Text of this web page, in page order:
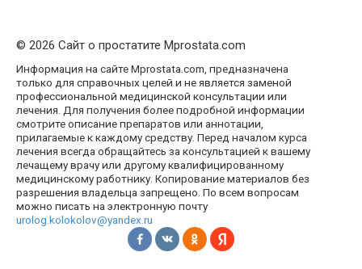
© 2026 Сайт о простатите Mprostata.com
Информация на сайте Mprostata.com, предназначена
только для справочных целей и не является заменой
профессиональной медицинской консультации или
лечения. Для получения более подробной информации
смотрите описание препаратов или аннотации,
прилагаемые к каждому средству. Перед началом курса
лечения всегда обращайтесь за консультацией к вашему
лечащему врачу или другому квалифицированному
медицинскому работнику. Копирование материалов без
разрешения владельца запрещено. По всем вопросам
можно писать на электронную почту
urolog.kolokolov@yandex.ru